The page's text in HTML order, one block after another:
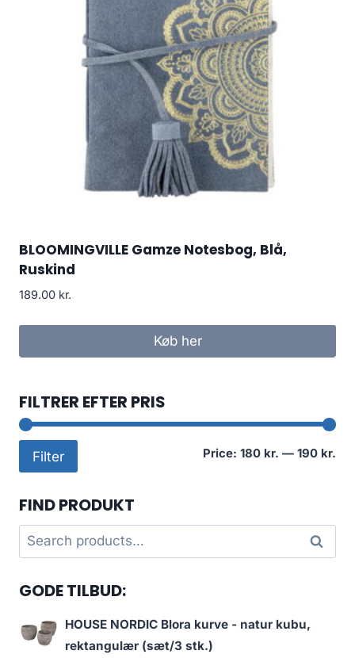
BLOOMINGVILLE Gamze Notesbog, Blå,
Ruskind
189.00 kr.
Køb her
FILTRER EFTER PRIS
Filter Price: 180 kr. — 190 kr.
FIND PRODUKT
Search
for:
Search
GODE TILBUD:
HOUSE NORDIC Blora kurve - natur kubu,
rektangulær (sæt/3 stk.)